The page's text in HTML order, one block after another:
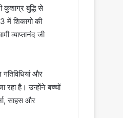
कुशाग्र बुद्धि से
में शिकागो की
व्याप्तानंद जी
और
रहा है। उन्होंने बच्चों
साहस और